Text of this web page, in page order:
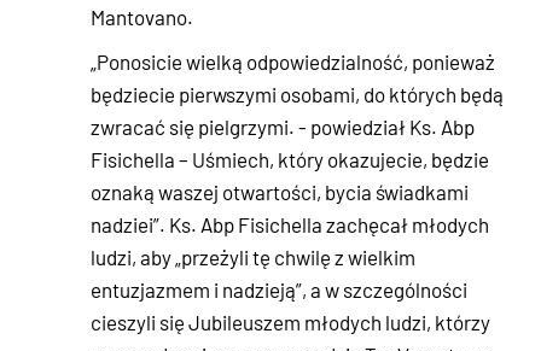
Mantovano.
„Ponosicie wielką odpowiedzialność, ponieważ
będziecie pierwszymi osobami, do których będą
zwracać się pielgrzymi. - powiedział Ks. Abp
Fisichella – Uśmiech, który okazujecie, będzie
oznaką waszej otwartości, bycia świadkami
nadziei”. Ks. Abp Fisichella zachęcał młodych
ludzi, aby „przeżyli tę chwilę z wielkim
entuzjazmem i nadzieją”, a w szczególności
cieszyli się Jubileuszem młodych ludzi, którzy